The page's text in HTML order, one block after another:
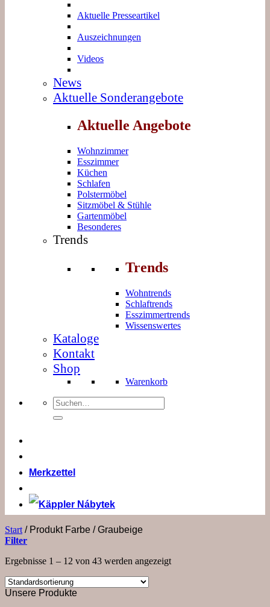
Aktuelle Presseartikel
Auszeichnungen
Videos
News
Aktuelle Sonderangebote
Aktuelle Angebote
Wohnzimmer
Esszimmer
Küchen
Schlafen
Polstermöbel
Sitzmöbel & Stühle
Gartenmöbel
Besonderes
Trends
Trends
Wohntrends
Schlaftrends
Esszimmertrends
Wissenswertes
Kataloge
Kontakt
Shop
Warenkorb
Suchen
nach:
Merkzettel
Start /Produkt Farbe /Graubeige
Filter
Ergebnisse 1 – 12 von 43 werden angezeigt
Unsere Produkte